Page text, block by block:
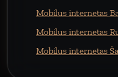
Mobilus internetas
Mobilus internetas
Mobilus internetas